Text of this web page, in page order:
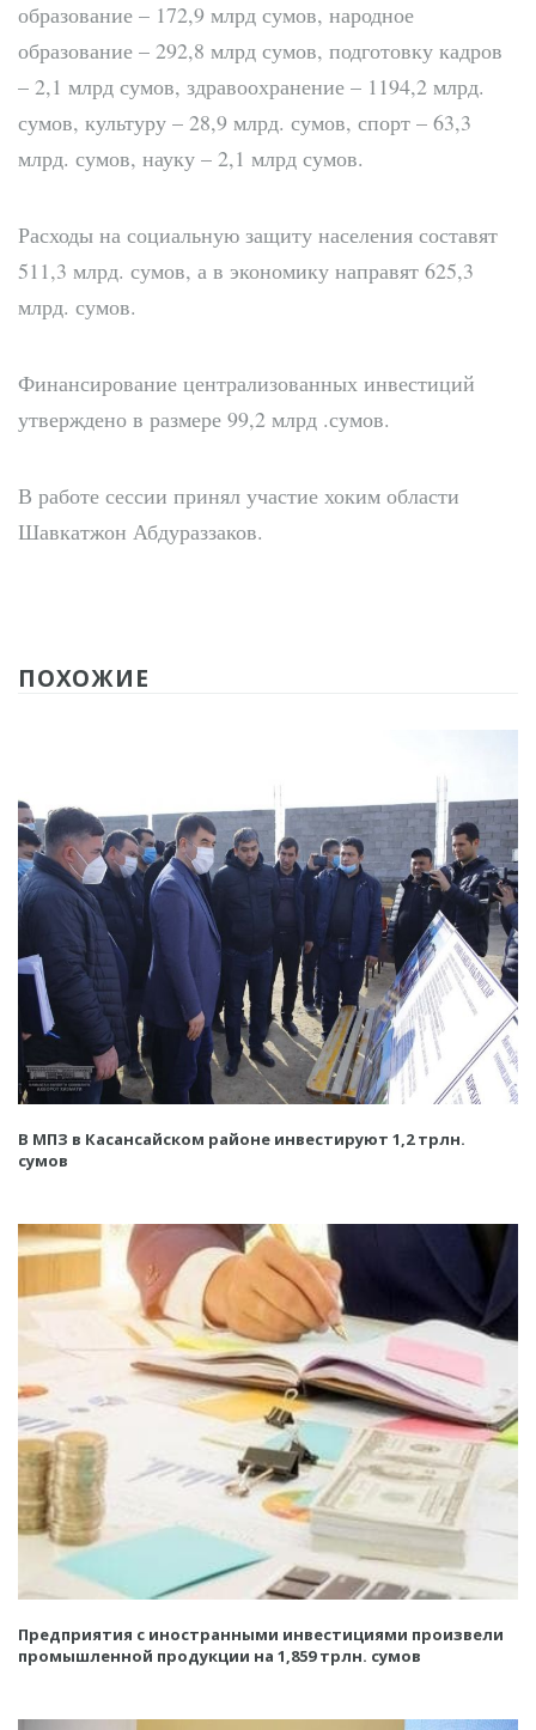
образование – 172,9 млрд сумов, народное
образование – 292,8 млрд сумов, подготовку кадров
– 2,1 млрд сумов, здравоохранение – 1194,2 млрд.
сумов, культуру – 28,9 млрд. сумов, спорт – 63,3
млрд. сумов, науку – 2,1 млрд сумов.
Расходы на социальную защиту населения составят
511,3 млрд. сумов, а в экономику направят 625,3
млрд. сумов.
Финансирование централизованных инвестиций
утверждено в размере 99,2 млрд .сумов.
В работе сессии принял участие хоким области
Шавкатжон Абдураззаков.
ПОХОЖИЕ
В МПЗ в Касансайском районе инвестируют 1,2 трлн.
сумов
Предприятия с иностранными инвестициями произвели
промышленной продукции на 1,859 трлн. сумов